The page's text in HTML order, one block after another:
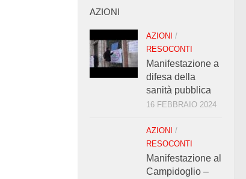
AZIONI
AZIONI /
RESOCONTI
Manifestazione a
difesa della
sanità pubblica
16 FEBBRAIO 2024
AZIONI /
RESOCONTI
Manifestazione al
Campidoglio –